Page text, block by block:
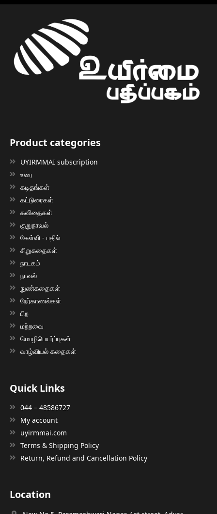
Product categories
UYIRMMAI subscription
உரை
கடிதங்கள்
கட்டுரைகள்
கவிதைகள்
குறுநாவல்
கேள்வி - பதில்
சிறுகதைகள்
நாடகம்
நாவல்
நுண்கதைகள்
நேர்காணல்கள்
பிற
மற்றவை
மொழிபெயர்ப்புகள்
வாழ்வியல் கதைகள்
Quick Links
044 – 48586727
My account
uyirmmai.com
Terms & Shipping Policy
Return, Refund and Cancellation Policy
Location